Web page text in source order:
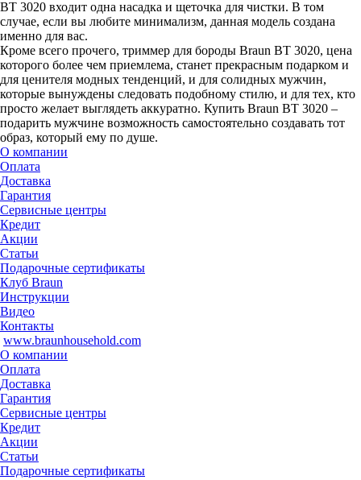
BT 3020 входит одна насадка и щеточка для чистки. В том
случае, если вы любите минимализм, данная модель создана
именно для вас.
Кроме всего прочего, триммер для бороды Braun BT 3020, цена
которого более чем приемлема, станет прекрасным подарком и
для ценителя модных тенденций, и для солидных мужчин,
которые вынуждены следовать подобному стилю, и для тех, кто
просто желает выглядеть аккуратно. Купить Braun BT 3020 –
подарить мужчине возможность самостоятельно создавать тот
образ, который ему по душе.
О компании
Оплата
Доставка
Гарантия
Сервисные центры
Кредит
Акции
Статьи
Подарочные сертификаты
Клуб Braun
Инструкции
Видео
Контакты
www.braunhousehold.com
О компании
Оплата
Доставка
Гарантия
Сервисные центры
Кредит
Акции
Статьи
Подарочные сертификаты